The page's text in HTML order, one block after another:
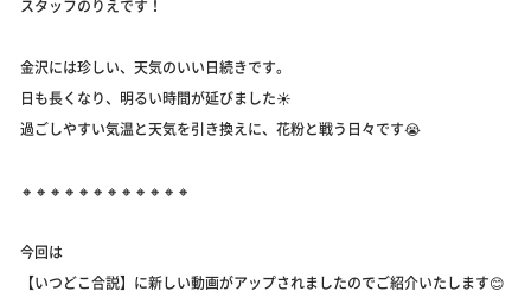
スタッフのりえです！
金沢には珍しい、天気のいい日続きです。
日も長くなり、明るい時間が延びました☀️
過ごしやすい気温と天気を引き換えに、花粉と戦う日々です😭
🔸🔸🔸🔸🔸🔸🔸🔸🔸🔸🔸🔸
今回は
【いつどこ合説】に新しい動画がアップされましたのでご紹介いたします😊